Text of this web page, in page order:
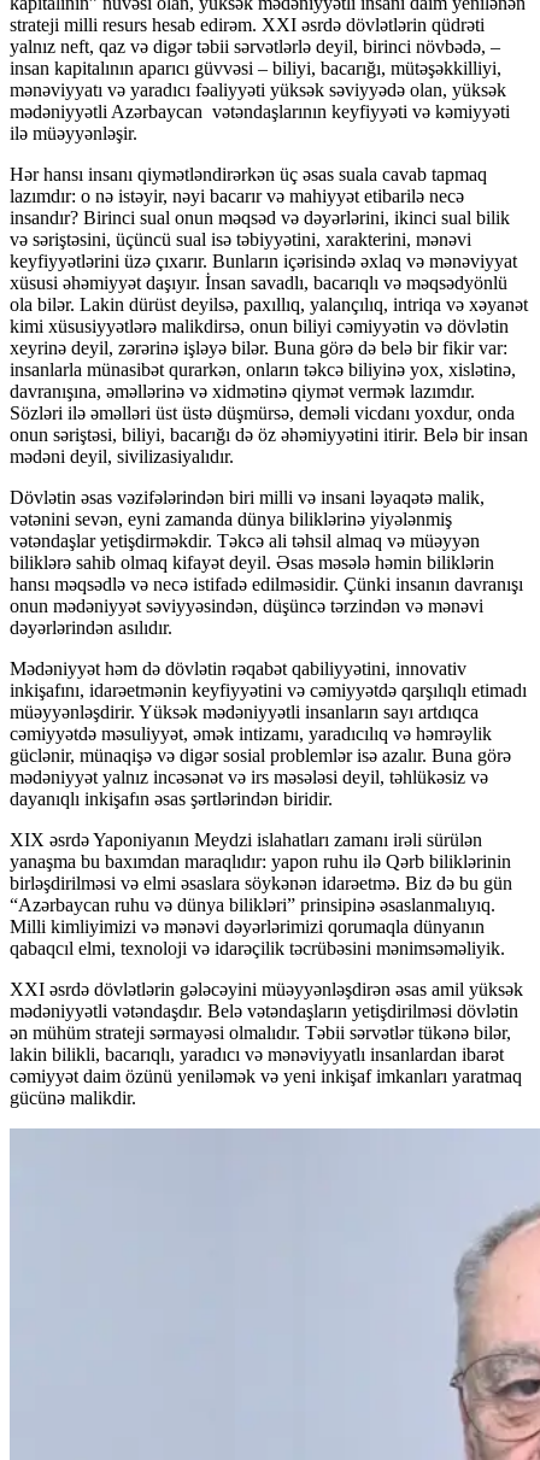
strateji milli resurs hesab edirəm. XXI əsrdə dövlətlərin qüdrəti
yalnız neft, qaz və digər təbii sərvətlərlə deyil, birinci növbədə, –
insan kapitalının aparıcı güvvəsi – biliyi, bacarığı, mütəşəkkilliyi,
mənəviyyatı və yaradıcı fəaliyyəti yüksək səviyyədə olan, yüksək
mədəniyyətli Azərbaycan vətəndaşlarının keyfiyyəti və kəmiyyəti
ilə müəyyənləşir.
Hər hansı insanı qiymətləndirərkən üç əsas suala cavab tapmaq
lazımdır: o nə istəyir, nəyi bacarır və mahiyyət etibarilə necə
insandır? Birinci sual onun məqsəd və dəyərlərini, ikinci sual bilik
və səriştəsini, üçüncü sual isə təbiyyətini, xarakterini, mənəvi
keyfiyyətlərini üzə çıxarır. Bunların içərisində əxlaq və mənəviyyat
xüsusi əhəmiyyət daşıyır. İnsan savadlı, bacarıqlı və məqsədyönlü
ola bilər. Lakin dürüst deyilsə, paxıllıq, yalançılıq, intriqa və xəyanət
kimi xüsusiyyətlərə malikdirsə, onun biliyi cəmiyyətin və dövlətin
xeyrinə deyil, zərərinə işləyə bilər. Buna görə də belə bir fikir var:
insanlarla münasibət qurarkən, onların təkcə biliyinə yox, xislətinə,
davranışına, əməllərinə və xidmətinə qiymət vermək lazımdır.
Sözləri ilə əməlləri üst üstə düşmürsə, deməli vicdanı yoxdur, onda
onun səriştəsi, biliyi, bacarığı də öz əhəmiyyətini itirir. Belə bir insan
mədəni deyil, sivilizasiyalıdır.
Dövlətin əsas vəzifələrindən biri milli və insani ləyaqətə malik,
vətənini sevən, eyni zamanda dünya biliklərinə yiyələnmiş
vətəndaşlar yetişdirməkdir. Təkcə ali təhsil almaq və müəyyən
biliklərə sahib olmaq kifayət deyil. Əsas məsələ həmin biliklərin
hansı məqsədlə və necə istifadə edilməsidir. Çünki insanın davranışı
onun mədəniyyət səviyyəsindən, düşüncə tərzindən və mənəvi
dəyərlərindən asılıdır.
Mədəniyyət həm də dövlətin rəqabət qabiliyyətini, innovativ
inkişafını, idarəetmənin keyfiyyətini və cəmiyyətdə qarşılıqlı etimadı
müəyyənləşdirir. Yüksək mədəniyyətli insanların sayı artdıqca
cəmiyyətdə məsuliyyət, əmək intizamı, yaradıcılıq və həmrəylik
güclənir, münaqişə və digər sosial problemlər isə azalır. Buna görə
mədəniyyət yalnız incəsənət və irs məsələsi deyil, təhlükəsiz və
dayanıqlı inkişafın əsas şərtlərindən biridir.
XIX əsrdə Yaponiyanın Meydzi islahatları zamanı irəli sürülən
yanaşma bu baxımdan maraqlıdır: yapon ruhu ilə Qərb biliklərinin
birləşdirilməsi və elmi əsaslara söykənən idarəetmə. Biz də bu gün
“Azərbaycan ruhu və dünya bilikləri” prinsipinə əsaslanmalıyıq.
Milli kimliyimizi və mənəvi dəyərlərimizi qorumaqla dünyanın
qabaqcıl elmi, texnoloji və idarəçilik təcrübəsini mənimsəməliyik.
XXI əsrdə dövlətlərin gələcəyini müəyyənləşdirən əsas amil yüksək
mədəniyyətli vətəndaşdır. Belə vətəndaşların yetişdirilməsi dövlətin
ən mühüm strateji sərmayəsi olmalıdır. Təbii sərvətlər tükənə bilər,
lakin bilikli, bacarıqlı, yaradıcı və mənəviyyatlı insanlardan ibarət
cəmiyyət daim özünü yeniləmək və yeni inkişaf imkanları yaratmaq
gücünə malikdir.